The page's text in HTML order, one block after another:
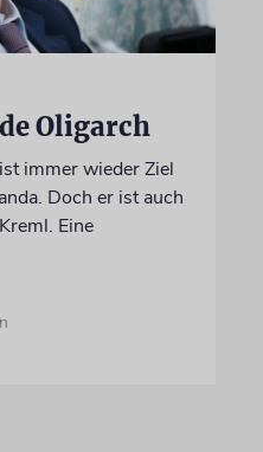
Oligarch
immer wieder Ziel
Doch er ist auch
Eine